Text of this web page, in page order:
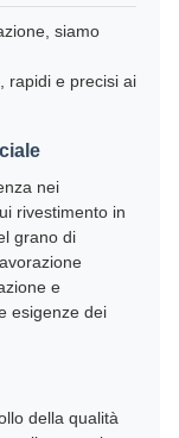
siamo
rapidi e precisi ai
nei
rivestimento in
grano di
e
esigenze dei
della qualità